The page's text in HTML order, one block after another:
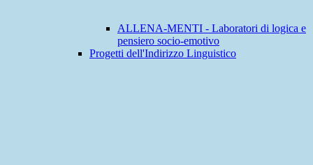
ALLENA-MENTI - Laboratori di logica e
pensiero socio-emotivo
Progetti dell'Indirizzo Linguistico